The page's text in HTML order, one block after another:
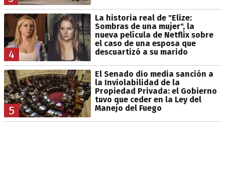
4
La historia real de "Elize:
Sombras de una mujer", la
nueva película de Netflix sobre
el caso de una esposa que
descuartizó a su marido
5
El Senado dio media sanción a
la Inviolabilidad de la
Propiedad Privada: el Gobierno
tuvo que ceder en la Ley del
Manejo del Fuego